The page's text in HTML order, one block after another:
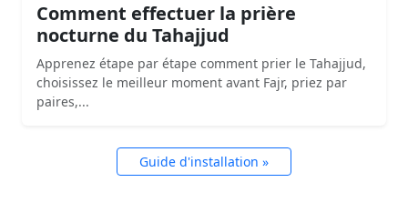
Comment effectuer la prière
nocturne du Tahajjud
Apprenez étape par étape comment prier le Tahajjud,
choisissez le meilleur moment avant Fajr, priez par
paires,...
Guide d'installation »